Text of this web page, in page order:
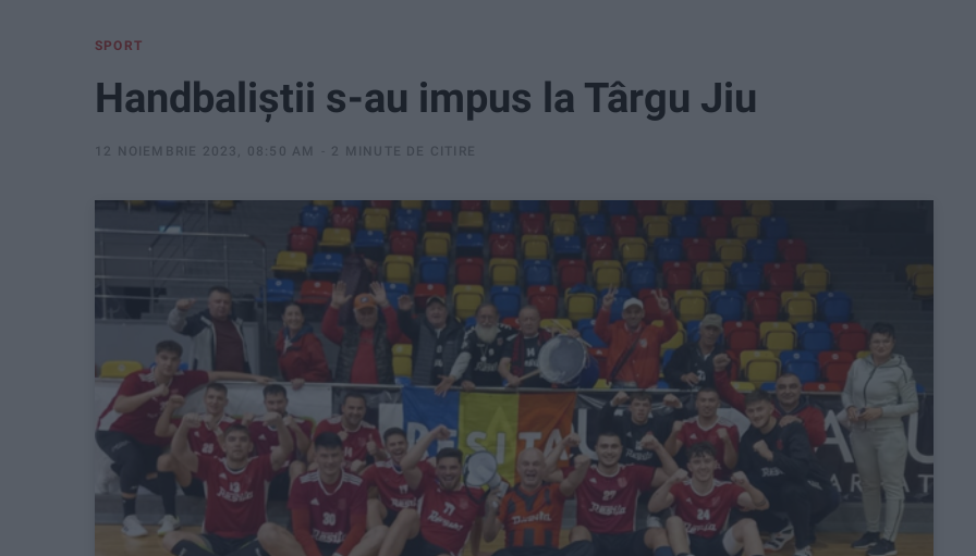
SPORT
Handbaliștii s-au impus la Târgu Jiu
12 NOIEMBRIE 2023, 08:50 AM 2 MINUTE DE CITIRE